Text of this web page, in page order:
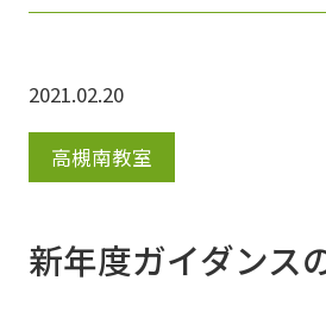
どの生徒さんが参加し、準
っています(*^^)v みらい個別グループでは、
地域密着型の個別指導塾で
きないことをできるようにす
を合わせて勉強するように指
2021.02.20
高槻南教室
新年度ガイダンス